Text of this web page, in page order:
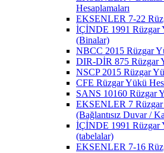
Hesaplamaları
EKSENLER 7-22
İÇİNDE 1991 Rüzgar
(Binalar)
NBCC 2015 Rüzgar
DIR-DİR 875 Rüzgar
NSCP 2015 Rüzgar
CFE Rüzgar Yükü
SANS 10160 Rüzgar
EKSENLER 7 Rüzgar
(Bağlantısız Duvar /
İÇİNDE 1991 Rüzgar
(tabelalar)
EKSENLER 7-16